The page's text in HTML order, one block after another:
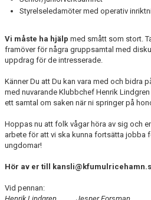
Styrelseledamöter med operativ
Vi måste ha hjälp med smått som stort.
framöver för några gruppsamtal med
uppdrag för de intresserade.
Känner Du att Du kan vara med och bidra
med nuvarande Klubbchef Henrik
ett samtal om saken när ni springer på
Hoppas nu att folk vågar höra av sig och
arbete för att vi ska kunna fortsätta jobba
ungdomar!
Hör av er till
Vid pennan: